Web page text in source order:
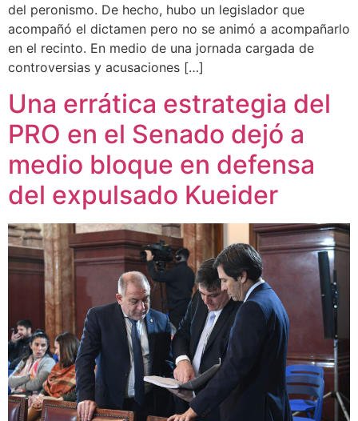
del peronismo. De hecho, hubo un legislador que
acompañó el dictamen pero no se animó a acompañarlo
en el recinto. En medio de una jornada cargada de
controversias y acusaciones […]
Una errática estrategia del
PRO en el Senado dejó a
medio bloque en defensa
del expulsado Kueider